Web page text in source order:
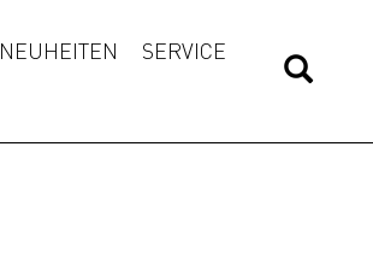
NEUHEITEN
SERVICE